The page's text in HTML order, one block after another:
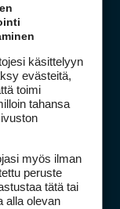
käsittelyyn
evästeitä,
toimi
tahansa
myös ilman
peruste
tätä tai
alla olevan